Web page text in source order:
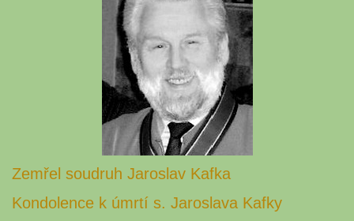
Zemřel soudruh Jaroslav Kafka
Kondolence k úmrtí s. Jaroslava Kafky